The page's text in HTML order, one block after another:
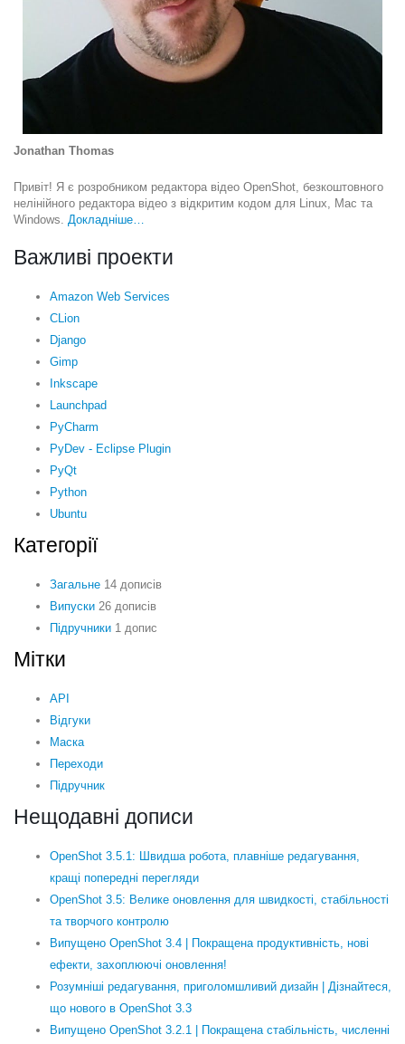
Jonathan Thomas
Привіт! Я є розробником редактора відео OpenShot, безкоштовного
нелінійного редактора відео з відкритим кодом для Linux, Mac та
Windows. Докладніше…
Важливі проекти
Amazon Web Services
CLion
Django
Gimp
Inkscape
Launchpad
PyCharm
PyDev - Eclipse Plugin
PyQt
Python
Ubuntu
Категорії
Загальне 14 дописів
Випуски 26 дописів
Підручники 1 допис
Мітки
API
Відгуки
Маска
Переходи
Підручник
Нещодавні дописи
OpenShot 3.5.1: Швидша робота, плавніше редагування,
кращі попередні перегляди
OpenShot 3.5: Велике оновлення для швидкості, стабільності
та творчого контролю
Випущено OpenShot 3.4 | Покращена продуктивність, нові
ефекти, захоплюючі оновлення!
Розумніші редагування, приголомшливий дизайн | Дізнайтеся,
що нового в OpenShot 3.3
Випущено OpenShot 3.2.1 | Покращена стабільність, численні